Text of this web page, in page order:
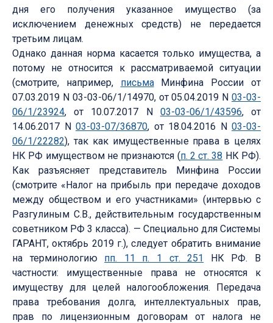
дня его получения указанное имущество (за
исключением денежных средств) не передается
третьим лицам.
Однако данная норма касается только имущества, а
потому не относится к рассматриваемой ситуации
(смотрите, например, письмаМинфина России от
07.03.2019 N 03-03-06/1/14970, от 05.04.2019 N 03-03-
06/1/23924, от 10.07.2017 N 03-03-06/1/43596, от
14.06.2017 N 03-03-07/36870, от 18.04.2016 N 03-03-
06/1/22282), так как имущественные права в целях
НК РФ имуществом не признаются (п. 2 ст. 38 НК РФ).
Как разъясняет представитель Минфина России
(смотрите «Налог на прибыль при передаче доходов
между обществом и его участниками» (интервью с
Разгулиным С.В., действительным государственным
советником РФ 3 класса). — Специально для Системы
ГАРАНТ, октябрь 2019 г.), следует обратить внимание
на терминологию пп. 11 п. 1 ст. 251
НК РФ. В
частности: имущественные права не относятся к
имуществу для целей налогообложения. Передача
права требования долга, интеллектуальных прав,
прав по лицензионным договорам от налога не